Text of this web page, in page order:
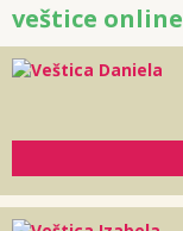
veštice online